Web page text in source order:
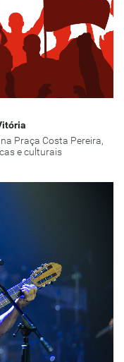
Praça Costa Pereira,
e culturais